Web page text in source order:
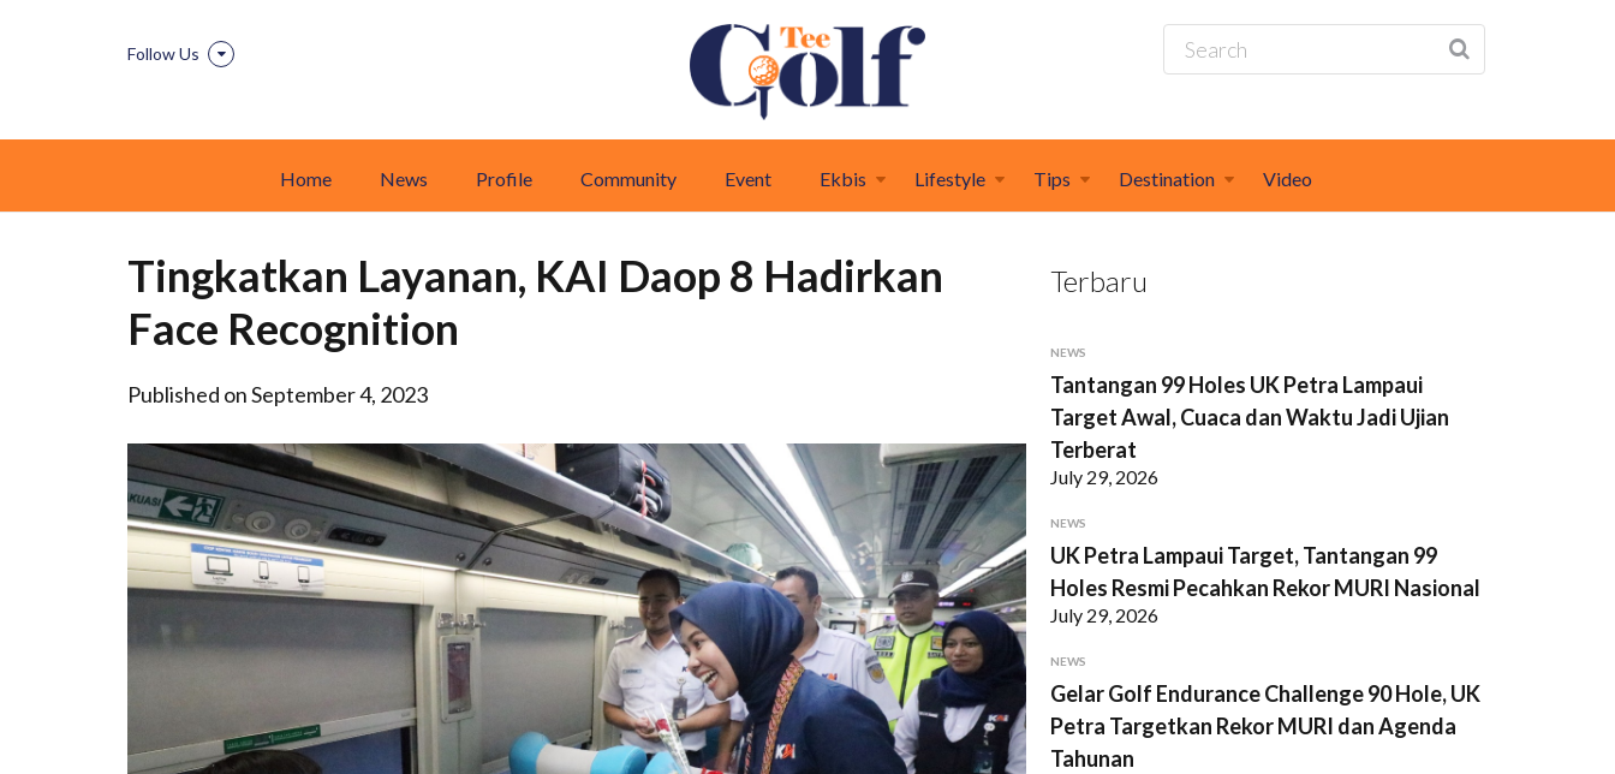
Follow Us
Home News Profile Community Event Ekbis Lifestyle Tips Destination Video
Tingkatkan Layanan, KAI Daop 8 Hadirkan
Face Recognition
Published on September 4, 2023
Terbaru
NEWS
Tantangan 99 Holes UK Petra Lampaui
Target Awal, Cuaca dan Waktu Jadi Ujian
Terberat
July 29, 2026
NEWS
UK Petra Lampaui Target, Tantangan 99
Holes Resmi Pecahkan Rekor MURI Nasional
July 29, 2026
NEWS
Gelar Golf Endurance Challenge 90 Hole, UK
Petra Targetkan Rekor MURI dan Agenda
Tahunan